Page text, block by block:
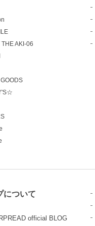
AKI-06
について
official BLOG